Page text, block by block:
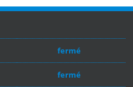
fermé
fermé